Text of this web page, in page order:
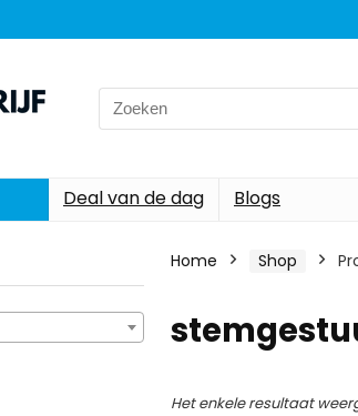
Search
for:
Deal van de dag Blogs
Home Shop
Het enkele resultaat